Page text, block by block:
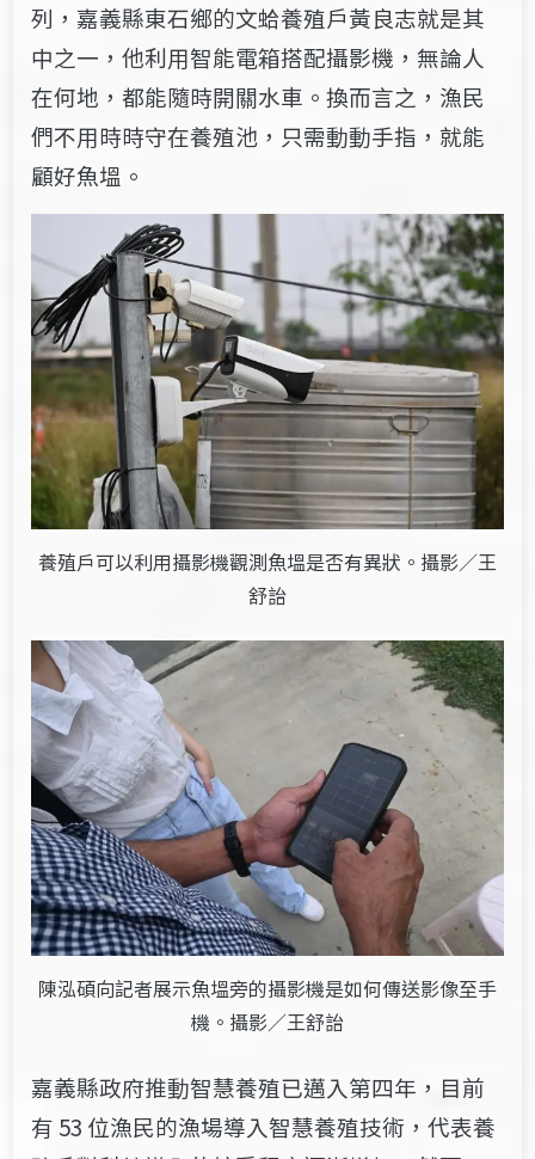
列，嘉義縣東石鄉的文蛤養殖戶黃良志就是其
中之一，他利用智能電箱搭配攝影機，無論人
在何地，都能隨時開關水車。換而言之，漁民
們不用時時守在養殖池，只需動動手指，就能
顧好魚塭。
養殖戶可以利用攝影機觀測魚塭是否有異狀。攝影／王
舒詒
陳泓碩向記者展示魚塭旁的攝影機是如何傳送影像至手
機。攝影／王舒詒
嘉義縣政府推動智慧養殖已邁入第四年，目前
有 53 位漁民的漁場導入智慧養殖技術，代表養